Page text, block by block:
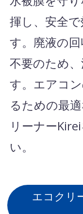
揮し、安全
す。廃液の
不要のため
す。エアコ
るための最
リーナー
い。
エコクリ